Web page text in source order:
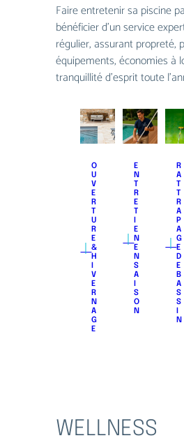
Faire entretenir sa piscine
bénéﬁcier d’un service
régulier, assurant propreté,
équipements, économies à
tranquillité d’esprit toute
｜
O
U
V
E
R
T
U
R
E
&
H
V
E
R
N
A
G
E
｜
E
N
T
R
E
T
E
N
E
N
S
A
S
O
N
｜
R
A
T
T
R
A
P
A
G
E
D
E
B
A
S
S
N
WELLNESS